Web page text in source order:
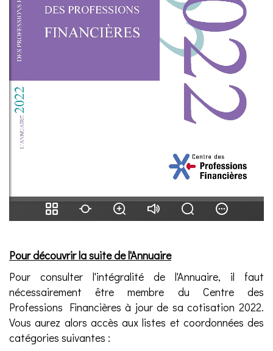
Pour découvrir la suite de l'Annuaire
Pour consulter l'intégralité de l'Annuaire, il faut
nécessairement être membre du Centre des
Professions Financières à jour de sa cotisation 2022.
Vous aurez alors accès aux listes et coordonnées des
catégories suivantes :